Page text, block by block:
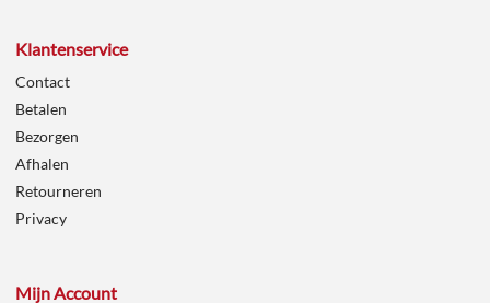
Klantenservice
Contact
Betalen
Bezorgen
Afhalen
Retourneren
Privacy
Mijn Account